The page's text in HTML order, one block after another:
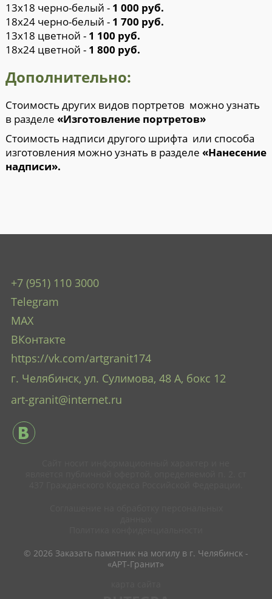
13х18 черно-белый - 1 000 руб.
18х24 черно-белый - 1 700 руб.
13х18 цветной - 1 100 руб.
18х24 цветной - 1 800 руб.
Дополнительно:
Стоимость других видов портретов можно узнать
в разделе «Изготовление портретов»
Стоимость надписи другого шрифта или способа
изготовления можно узнать в разделе «Нанесение
надписи».
+7 (951) 110 3000
Telegram
MAX
ВКонтакте
https://vk.com/artgranit174
г. Челябинск, ул. Сулимова, 48 А, бокс 12
art-granit@internet.ru
© 2026 Заказать памятник на могилу в г. Челябинск -
«АРТ-Гранит»